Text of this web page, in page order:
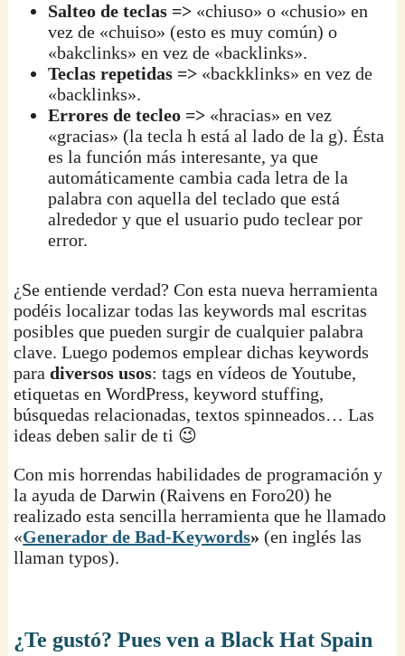
Salteo de teclas => «chiuso» o «chusio» en
vez de «chuiso» (esto es muy común) o
«bakclinks» en vez de «backlinks».
Teclas repetidas => «backklinks» en vez de
«backlinks».
Errores de tecleo => «hracias» en vez
«gracias» (la tecla h está al lado de la g). Ésta
es la función más interesante, ya que
automáticamente cambia cada letra de la
palabra con aquella del teclado que está
alrededor y que el usuario pudo teclear por
error.
¿Se entiende verdad? Con esta nueva herramienta
podéis localizar todas las keywords mal escritas
posibles que pueden surgir de cualquier palabra
clave. Luego podemos emplear dichas keywords
paradiversos usos: tags en vídeos de Youtube,
etiquetas en WordPress, keyword stuffing,
búsquedas relacionadas, textos spinneados… Las
ideas deben salir de ti 😉
Con mis horrendas habilidades de programación y
la ayuda de Darwin (Raivens en Foro20) he
realizado esta sencilla herramienta que he llamado
«Generador de Bad-Keywords» (en inglés las
llaman typos).
¿Te gustó? Pues ven a Black Hat Spain